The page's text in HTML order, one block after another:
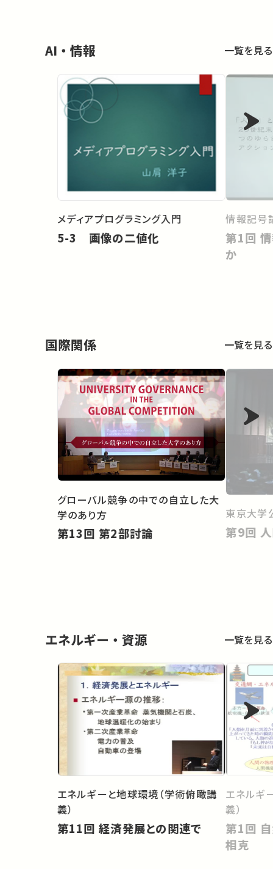
AI・情報 一覧を見る
メディアプログラミング入門
5-3 画像の二値化
情報記号
第1回 情報記号論の問いとは何
か
国際関係 一覧を見る
グローバル競争の中での自立した大
学のあり方
第13回 第2部討論
東京大学
エネルギー・資源 一覧を見る
エネルギーと地球環境（学術俯瞰講
義）
第11回 経済発展との関連で
エネルギ
義）
第1回 自然環境と人工環境との
相克